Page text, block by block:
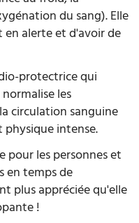
du sang). Elle
alerte et d'avoir de
protectrice qui
les
circulation sanguine
intense.
pour les personnes et
en temps de
plus appréciée qu'elle
!